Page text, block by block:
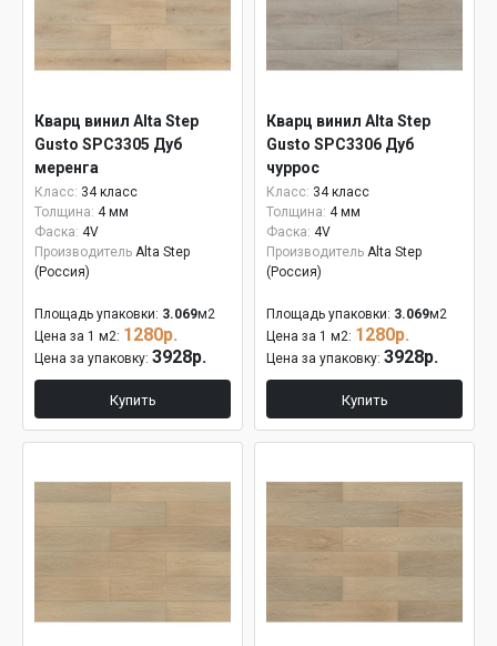
Кварц винил Alta Step
Gusto SPC3305 Дуб
меренга
Класс: 34 класс
Толщина: 4 мм
Фаска: 4V
Производитель Alta Step
(Россия)
Площадь упаковки: 3.069м2
Цена за 1 м2: 1280р.
Цена за упаковку: 3928р.
Купить
Кварц винил Alta Step
Gusto SPC3306 Дуб
чуррос
Класс: 34 класс
Толщина: 4 мм
Фаска: 4V
Производитель Alta Step
(Россия)
Площадь упаковки: 3.069м2
Цена за 1 м2: 1280р.
Цена за упаковку: 3928р.
Купить